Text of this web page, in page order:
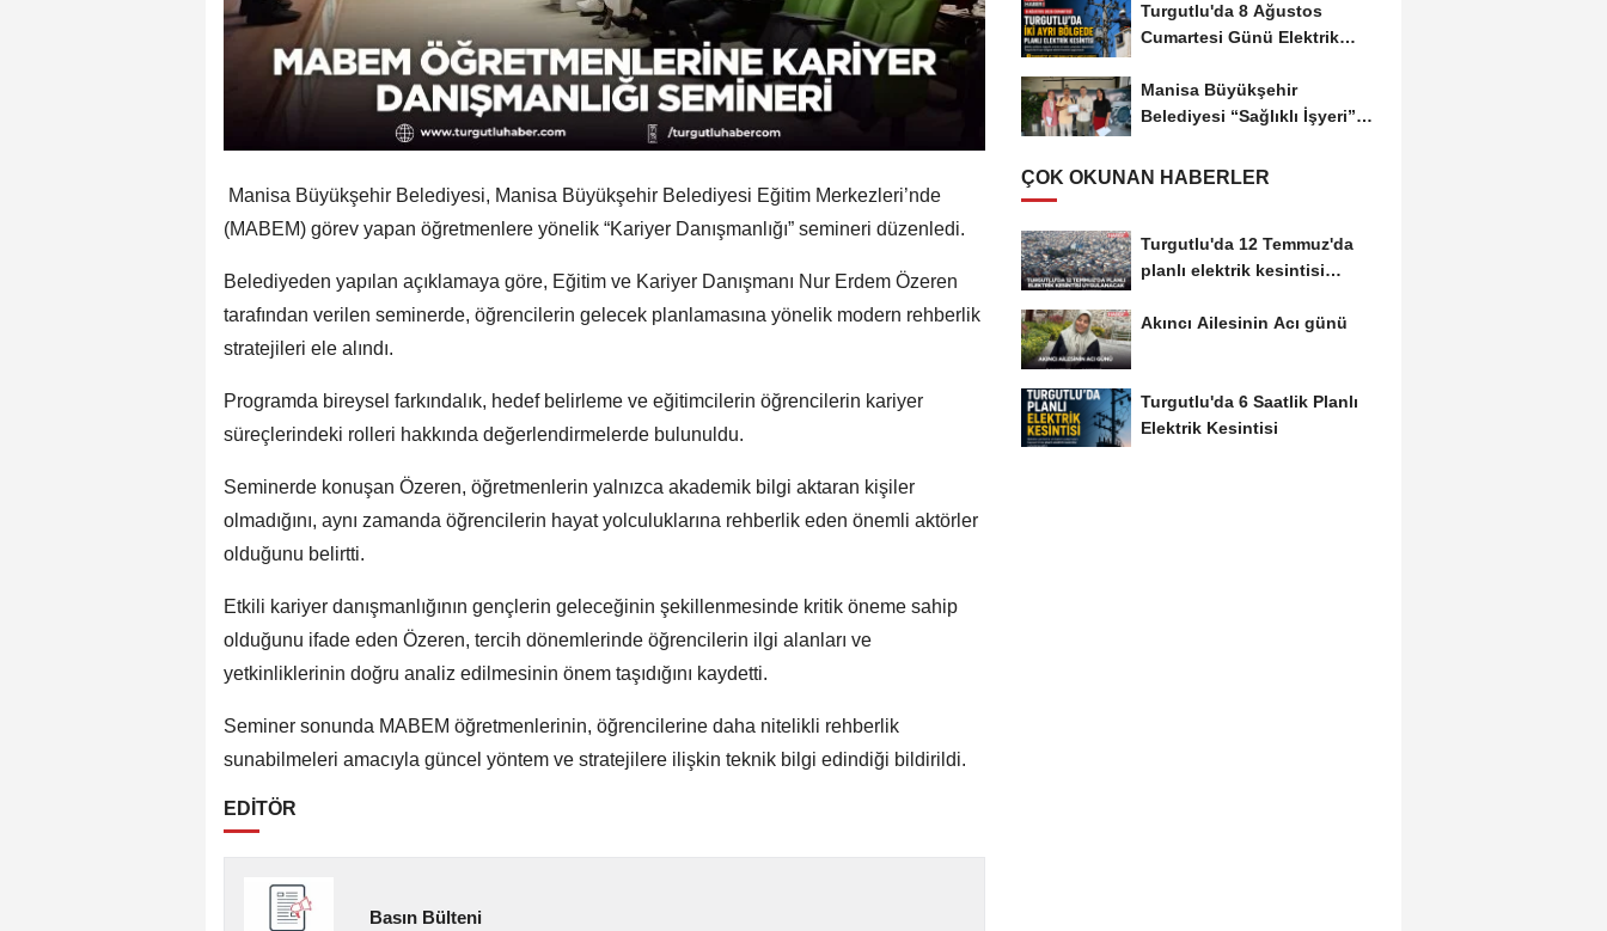
Manisa Büyükşehir Belediyesi, Manisa Büyükşehir Belediyesi Eğitim Merkezleri’nde
(MABEM) görev yapan öğretmenlere yönelik “Kariyer Danışmanlığı” semineri düzenledi.
Belediyeden yapılan açıklamaya göre, Eğitim ve Kariyer Danışmanı Nur Erdem Özeren
tarafından verilen seminerde, öğrencilerin gelecek planlamasına yönelik modern rehberlik
stratejileri ele alındı.
Programda bireysel farkındalık, hedef belirleme ve eğitimcilerin öğrencilerin kariyer
süreçlerindeki rolleri hakkında değerlendirmelerde bulunuldu.
Seminerde konuşan Özeren, öğretmenlerin yalnızca akademik bilgi aktaran kişiler
olmadığını, aynı zamanda öğrencilerin hayat yolculuklarına rehberlik eden önemli aktörler
olduğunu belirtti.
Etkili kariyer danışmanlığının gençlerin geleceğinin şekillenmesinde kritik öneme sahip
olduğunu ifade eden Özeren, tercih dönemlerinde öğrencilerin ilgi alanları ve
yetkinliklerinin doğru analiz edilmesinin önem taşıdığını kaydetti.
Seminer sonunda MABEM öğretmenlerinin, öğrencilerine daha nitelikli rehberlik
sunabilmeleri amacıyla güncel yöntem ve stratejilere ilişkin teknik bilgi edindiği bildirildi.
EDİTÖR
Basın Bülteni
Turgutlu'da 8 Ağustos
Cumartesi Günü Elektrik
Manisa Büyükşehir
Belediyesi “Sağlıklı İşyeri”
ÇOK OKUNAN HABERLER
Turgutlu'da 12 Temmuz'da
planlı elektrik kesintisi
Akıncı Ailesinin Acı günü
Turgutlu'da 6 Saatlik Planlı
Elektrik Kesintisi